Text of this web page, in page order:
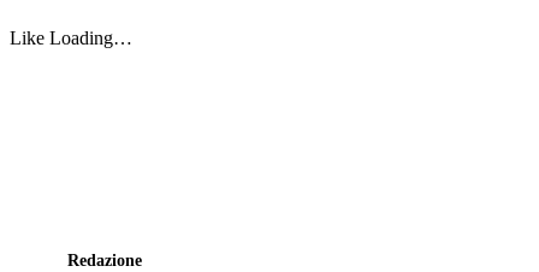
Like Loading…
Redazione